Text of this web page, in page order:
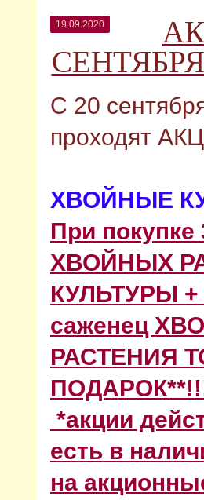
19.09.2020
С 20
проходят
ХВОЙНЫЕ
При
ХВОЙНЫХ
КУЛЬТУРЫ +
саженец
РАСТЕНИЯ
*акции
есть в
на